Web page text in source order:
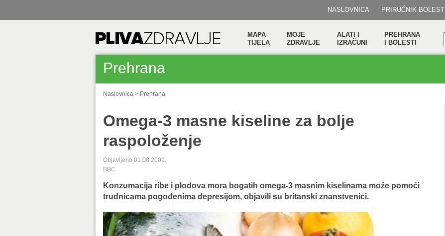
NASLOVNICA PRIRUČNIK BOLESTI
MAPA
TIJELA
MOJE
ZDRAVLJE
ALATI I
IZRAČUNI
PREHRANA
I BOLESTI
Prehrana
Naslovnica > Prehrana
Omega-3 masne kiseline za bolje
raspoloženje
Objavljeno 01.08.2009.
BBC
Konzumacija ribe i plodova mora bogatih omega-3 masnim kiselinama može pomoći
trudnicama pogođenima depresijom, objavili su britanski znanstvenici.